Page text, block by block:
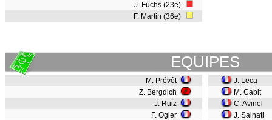
J. Fuchs (23e)
F. Martin (36e)
EQUIPES
M. Prévôt
Z. Bergdich
J. Ruiz
F. Ogier
J. Leca
M. Cabit
C. Avinel
J. Sainati